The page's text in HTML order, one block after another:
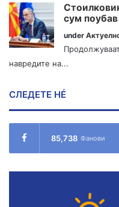
сум
under
навредите на...
СЛЕДЕТЕ НÉ
85,738 Фанови